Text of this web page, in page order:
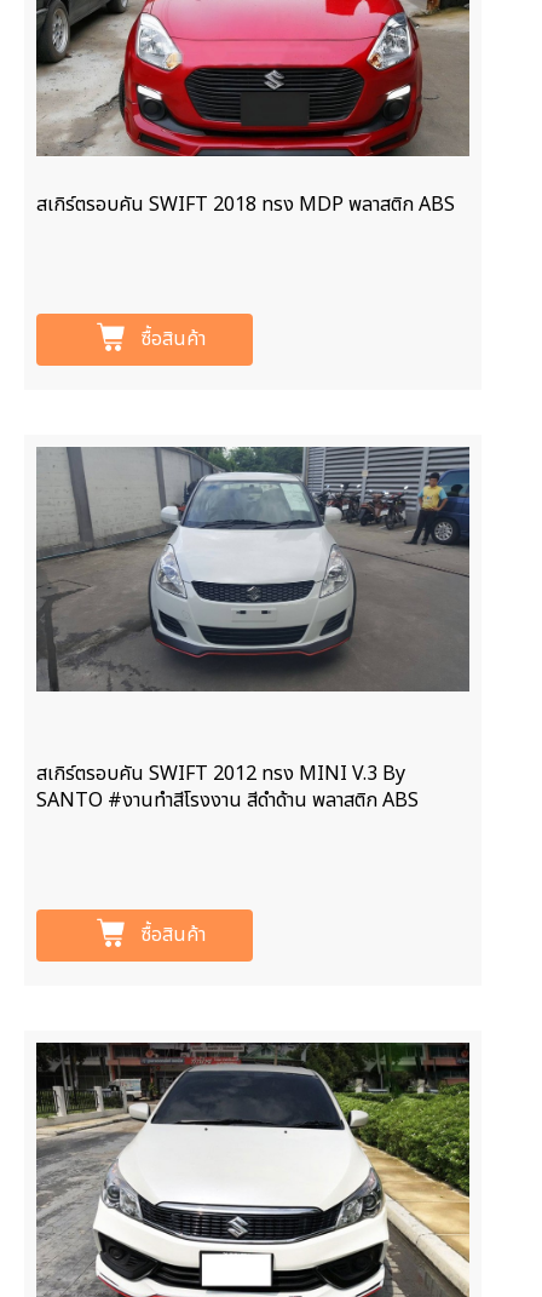
สเกิร์ตรอบคัน SWIFT 2018 ทรง MDP พลาสติก ABS
ซื้อสินค้า
สเกิร์ตรอบคัน SWIFT 2012 ทรง MINI V.3 By
SANTO #งานทำสีโรงงาน สีดำด้าน พลาสติก ABS
ซื้อสินค้า